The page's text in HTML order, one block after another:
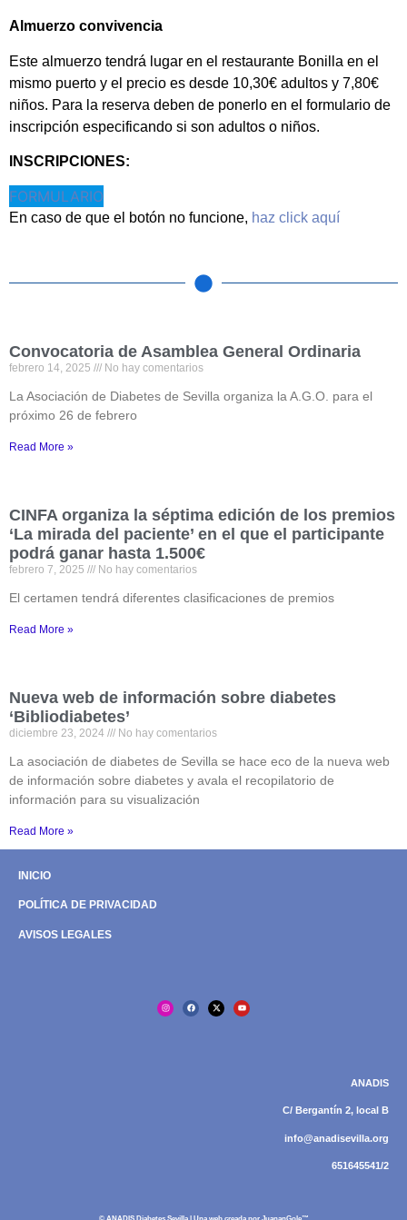
Almuerzo convivencia
Este almuerzo tendrá lugar en el restaurante Bonilla en el
mismo puerto y el precio es desde 10,30€ adultos y 7,80€
niños. Para la reserva deben de ponerlo en el formulario de
inscripción especificando si son adultos o niños.
INSCRIPCIONES:
FORMULARIO
En caso de que el botón no funcione, haz click aquí
Convocatoria de Asamblea General Ordinaria
febrero 14, 2025 No hay comentarios
La Asociación de Diabetes de Sevilla organiza la A.G.O. para el
próximo 26 de febrero
Read More »
CINFA organiza la séptima edición de los premios
‘La mirada del paciente’ en el que el participante
podrá ganar hasta 1.500€
febrero 7, 2025 No hay comentarios
El certamen tendrá diferentes clasificaciones de premios
Read More »
Nueva web de información sobre diabetes
‘Bibliodiabetes’
diciembre 23, 2024 No hay comentarios
La asociación de diabetes de Sevilla se hace eco de la nueva web
de información sobre diabetes y avala el recopilatorio de
información para su visualización
Read More »
INICIO
POLÍTICA DE PRIVACIDAD
AVISOS LEGALES
ANADIS
C/ Bergantín 2, local B
info@anadisevilla.org
651645541/2
© ANADIS Diabetes Sevilla | Una web creada por JuananGole™